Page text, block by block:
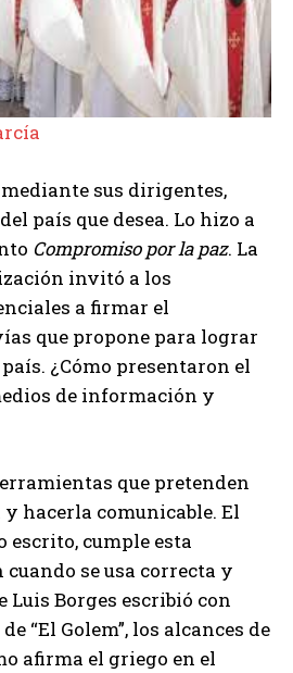
sus dirigentes,
país que desea. Lo hizo a
Compromiso por la paz. La
invitó a los
a firmar el
que propone para lograr
¿Cómo presentaron el
de información y
que pretenden
hacerla comunicable. El
escrito, cumple esta
se usa correcta y
Luis Borges escribió con
“El Golem”, los alcances de
afirma el griego en el